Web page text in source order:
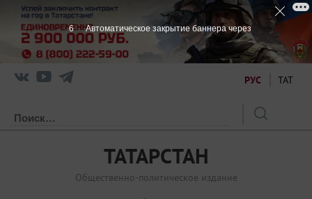
РУС ТАТ
ТАТАРСТАН
Общественно-политическое издание
6 Автоматическое закрытие баннера через